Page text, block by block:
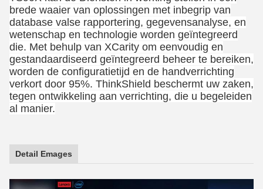
brede waaier van oplossingen met inbegrip van
database valse rapportering, gegevensanalyse, en
wetenschap en technologie worden geïntegreerd
die. Met behulp van XCarity om eenvoudig en
gestandaardiseerd geïntegreerd beheer te bereiken,
worden de configuratietijd en de handverrichting
verkort door 95%. ThinkShield beschermt uw zaken,
tegen ontwikkeling aan verrichting, die u begeleiden
al manier.
Detail Emages